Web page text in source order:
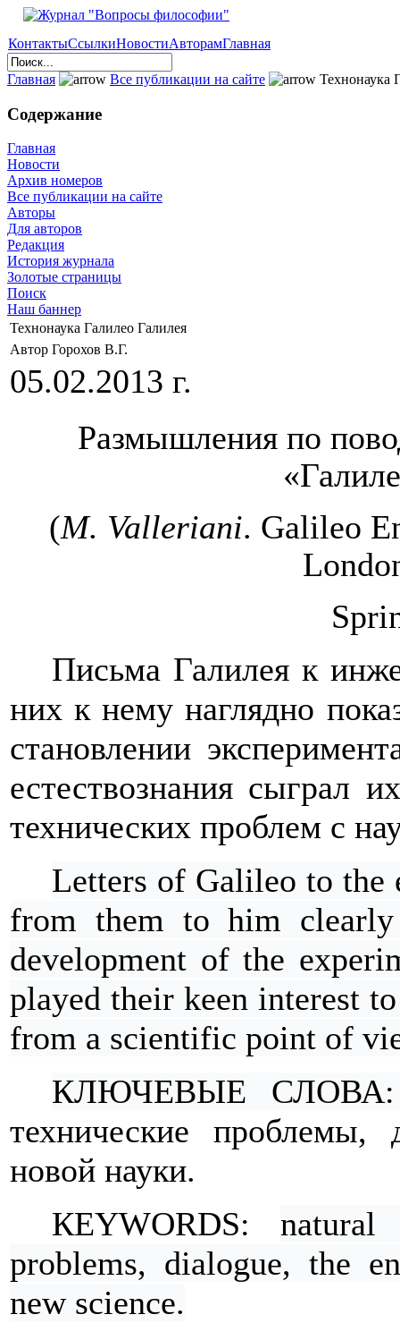
КонтактыСсылкиНовостиАвторамГлавная
Главная Все публикации на сайте Технонаука
Содержание
Главная
Новости
Архив номеров
Все публикации на сайте
Авторы
Для авторов
Редакция
История журнала
Золотые страницы
Поиск
Наш баннер
Технонаука Галилео Галилея
Автор Горохов В.Г.
05.02.2013 г.
Размышления по
(M. Valleriani. Galileo
Письма Галилея к
них к нему наглядно
становлении
естествознания сыграл
технических проблем с
Letters of Galileo to the
from them to him
development of the
played their keen interest
from a scientific point of
КЛЮЧЕВЫЕ
технические проблемы,
новой науки.
КEYWORDS:natural
problems, dialogue, the
new science.